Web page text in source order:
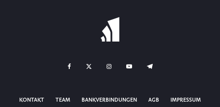
KONTAKT TEAM BANKVERBINDUNGEN AGB IMPRESSUM